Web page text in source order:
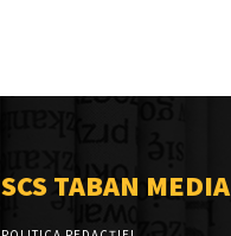
SCS TABAN